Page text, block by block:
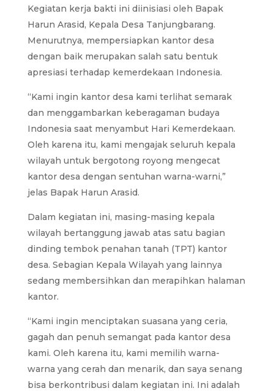
Kegiatan kerja bakti ini diinisiasi oleh Bapak
Harun Arasid, Kepala Desa Tanjungbarang.
Menurutnya, mempersiapkan kantor desa
dengan baik merupakan salah satu bentuk
apresiasi terhadap kemerdekaan Indonesia.
“Kami ingin kantor desa kami terlihat semarak
dan menggambarkan keberagaman budaya
Indonesia saat menyambut Hari Kemerdekaan.
Oleh karena itu, kami mengajak seluruh kepala
wilayah untuk bergotong royong mengecat
kantor desa dengan sentuhan warna-warni,”
jelas Bapak Harun Arasid.
Dalam kegiatan ini, masing-masing kepala
wilayah bertanggung jawab atas satu bagian
dinding tembok penahan tanah (TPT) kantor
desa. Sebagian Kepala Wilayah yang lainnya
sedang membersihkan dan merapihkan halaman
kantor.
“Kami ingin menciptakan suasana yang ceria,
gagah dan penuh semangat pada kantor desa
kami. Oleh karena itu, kami memilih warna-
warna yang cerah dan menarik, dan saya senang
bisa berkontribusi dalam kegiatan ini. Ini adalah